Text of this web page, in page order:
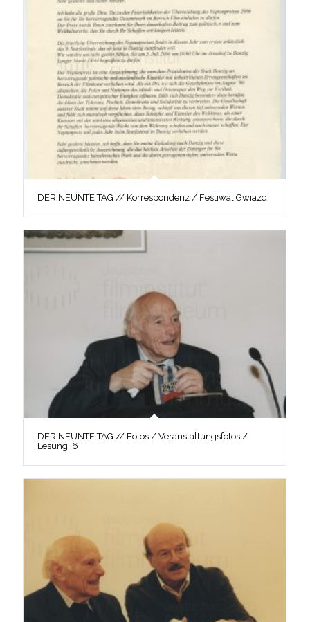
DER NEUNTE TAG // Korrespondenz / Festiwal Gwiazd
DER NEUNTE TAG // Fotos / Veranstaltungsfotos /
Lesung, 6